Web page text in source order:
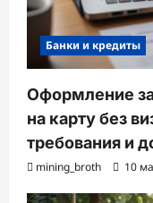
Банки и кредиты
Оформление
на карту без
требования и
mining_broth 10